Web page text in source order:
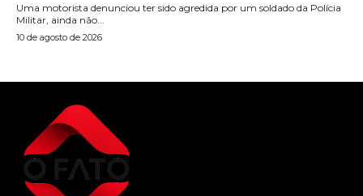
Uma motorista denunciou ter sido agredida por um soldado da Polícia
Militar, ainda não...
10 de agosto de 2026